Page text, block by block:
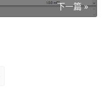
下一篇 »